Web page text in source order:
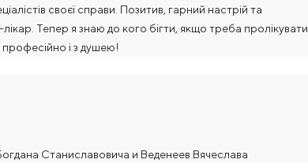
своєї справи. Позитив, гарний настрій та
Тепер я знаю до кого бігти, якщо треба пролікувати
і з душею!
Станиславовича и Веденеев Вячеслава